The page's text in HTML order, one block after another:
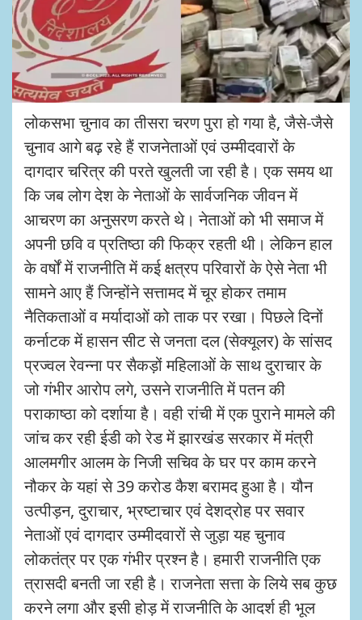
लोकसभा चुनाव का तीसरा चरण पुरा हो गया है, जैसे-जैसे
चुनाव आगे बढ़ रहे हैं राजनेताओं एवं उम्मीदवारों के
दागदार चरित्र की परते खुलती जा रही है। एक समय था
कि जब लोग देश के नेताओं के सार्वजनिक जीवन में
आचरण का अनुसरण करते थे। नेताओं को भी समाज में
अपनी छवि व प्रतिष्ठा की फिक्र रहती थी। लेकिन हाल
के वर्षों में राजनीति में कई क्षत्रप परिवारों के ऐसे नेता भी
सामने आए हैं जिन्होंने सत्तामद में चूर होकर तमाम
नैतिकताओं व मर्यादाओं को ताक पर रखा। पिछले दिनों
कर्नाटक में हासन सीट से जनता दल (सेक्यूलर) के सांसद
प्रज्वल रेवन्ना पर सैकड़ों महिलाओं के साथ दुराचार के
जो गंभीर आरोप लगे, उसने राजनीति में पतन की
पराकाष्ठा को दर्शाया है। वही रांची में एक पुराने मामले की
जांच कर रही ईडी को रेड में झारखंड सरकार में मंत्री
आलमगीर आलम के निजी सचिव के घर पर काम करने
नौकर के यहां से 39 करोड कैश बरामद हुआ है। यौन
उत्पीड़न, दुराचार, भ्रष्टाचार एवं देशद्रोह पर सवार
नेताओं एवं दागदार उम्मीदवारों से जुड़ा यह चुनाव
लोकतंत्र पर एक गंभीर प्रश्न है। हमारी राजनीति एक
त्रासदी बनती जा रही है। राजनेता सत्ता के लिये सब कुछ
करने लगा और इसी होड़ में राजनीति के आदर्श ही भूल